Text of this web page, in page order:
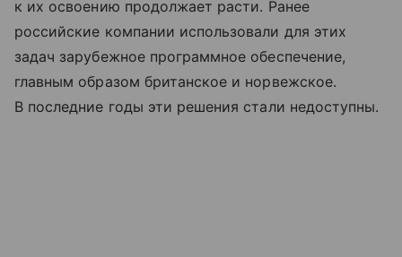
к их освоению продолжает расти. Ранее
российские компании использовали для этих
задач зарубежное программное обеспечение,
главным образом британское и норвежское.
В последние годы эти решения стали недоступны.